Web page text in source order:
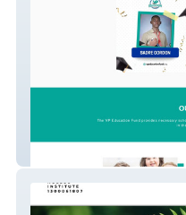
VP Education Fund